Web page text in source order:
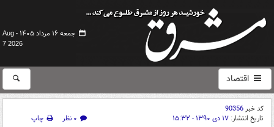
جمعه ۱۶ مرداد ۱۴۰۵ -
Aug
7 2026
اقتصاد
کد خبر90356
تاریخ انتشار: ۱۷ دی ۱۳۹۰ - ۱۵:۳۲ ۰ نظر
چاپ